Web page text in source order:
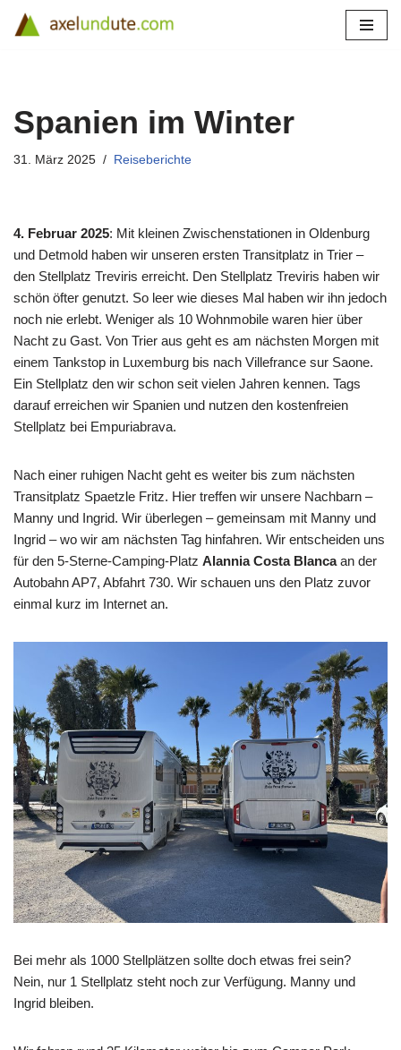
Spanien im Winter
31. März 2025 Reiseberichte
4. Februar 2025: Mit kleinen Zwischenstationen in Oldenburg
und Detmold haben wir unseren ersten Transitplatz in Trier –
den Stellplatz Treviris erreicht. Den Stellplatz Treviris haben wir
schön öfter genutzt. So leer wie dieses Mal haben wir ihn jedoch
noch nie erlebt. Weniger als 10 Wohnmobile waren hier über
Nacht zu Gast. Von Trier aus geht es am nächsten Morgen mit
einem Tankstop in Luxemburg bis nach Villefrance sur Saone.
Ein Stellplatz den wir schon seit vielen Jahren kennen. Tags
darauf erreichen wir Spanien und nutzen den kostenfreien
Stellplatz bei Empuriabrava.
Nach einer ruhigen Nacht geht es weiter bis zum nächsten
Transitplatz Spaetzle Fritz. Hier treffen wir unsere Nachbarn –
Manny und Ingrid. Wir überlegen – gemeinsam mit Manny und
Ingrid – wo wir am nächsten Tag hinfahren. Wir entscheiden uns
für den 5-Sterne-Camping-Platz Alannia Costa Blancaan der
Autobahn AP7, Abfahrt 730. Wir schauen uns den Platz zuvor
einmal kurz im Internet an.
Bei mehr als 1000 Stellplätzen sollte doch etwas frei sein?
Nein, nur 1 Stellplatz steht noch zur Verfügung. Manny und
Ingrid bleiben.